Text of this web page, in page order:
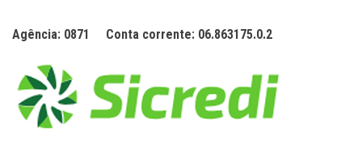
Agência: 0871 Conta corrente: 06.863175.0.2